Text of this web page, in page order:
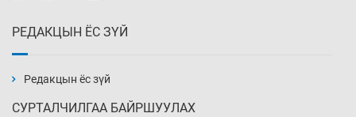
20 цаг 50 мин
РЕДАКЦЫН ЁС ЗҮЙ
Редакцын ёс зүй
СУРТАЛЧИЛГАА БАЙРШУУЛАХ